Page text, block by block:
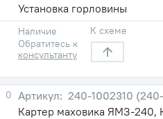
Установка горловины
Наличие
Обратитесь к
консультанту
К схеме
0
240-1002310
Картер маховика ЯМЗ-240,